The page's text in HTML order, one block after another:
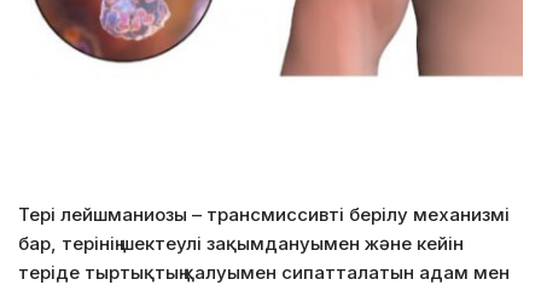
Тері лейшманиозы – трансмиссивті берілу механизмі
бар, терінің шектеулі зақымдануымен және кейін
теріде тыртықтың қалуымен сипатталатын адам мен